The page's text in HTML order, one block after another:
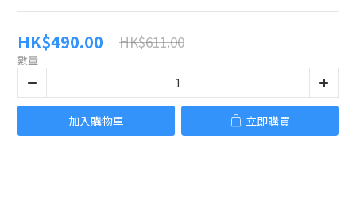
HK$490.00 HK$611.00
數量
加入購物車 立即購買